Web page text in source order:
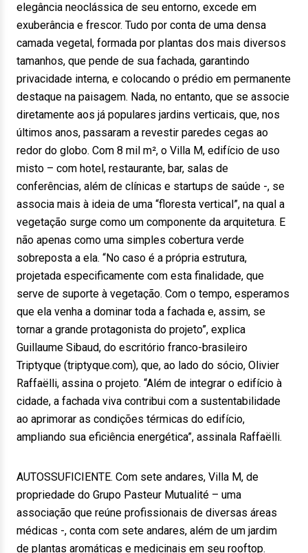
elegância neoclássica de seu entorno, excede em
exuberância e frescor. Tudo por conta de uma densa
camada vegetal, formada por plantas dos mais diversos
tamanhos, que pende de sua fachada, garantindo
privacidade interna, e colocando o prédio em permanente
destaque na paisagem. Nada, no entanto, que se associe
diretamente aos já populares jardins verticais, que, nos
últimos anos, passaram a revestir paredes cegas ao
redor do globo. Com 8 mil m², o Villa M, edifício de uso
misto – com hotel, restaurante, bar, salas de
conferências, além de clínicas e startups de saúde -, se
associa mais à ideia de uma “floresta vertical”, na qual a
vegetação surge como um componente da arquitetura. E
não apenas como uma simples cobertura verde
sobreposta a ela. “No caso é a própria estrutura,
projetada especificamente com esta finalidade, que
serve de suporte à vegetação. Com o tempo, esperamos
que ela venha a dominar toda a fachada e, assim, se
tornar a grande protagonista do projeto”, explica
Guillaume Sibaud, do escritório franco-brasileiro
Triptyque (triptyque.com), que, ao lado do sócio, Olivier
Raffaëlli, assina o projeto. “Além de integrar o edifício à
cidade, a fachada viva contribui com a sustentabilidade
ao aprimorar as condições térmicas do edifício,
ampliando sua eficiência energética”, assinala Raffaëlli.
AUTOSSUFICIENTE. Com sete andares, Villa M, de
propriedade do Grupo Pasteur Mutualité – uma
associação que reúne profissionais de diversas áreas
médicas -, conta com sete andares, além de um jardim
de plantas aromáticas e medicinais em seu rooftop.